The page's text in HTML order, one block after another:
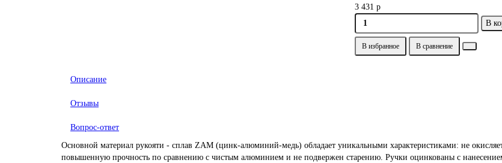
3 431 р
В
В избранное В сравнение
Описание
Отзывы
Вопрос-ответ
Основной материал рукояти - сплав ZAM (цинк-алюминий-медь) обладает уникальными характеристиками: не
повышенную прочность по сравнению с чистым алюминием и не подвержен старению. Ручки оцинкованы с